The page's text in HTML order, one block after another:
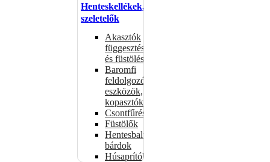
Henteskellékek,
szeletelők
Akasztók
függesztéshez
és füstöléshez
Baromfi
feldolgozó
eszközök,
kopasztók
Csontfűrészek
Füstölők
Hentesbalták,
bárdok
Húsaprítók